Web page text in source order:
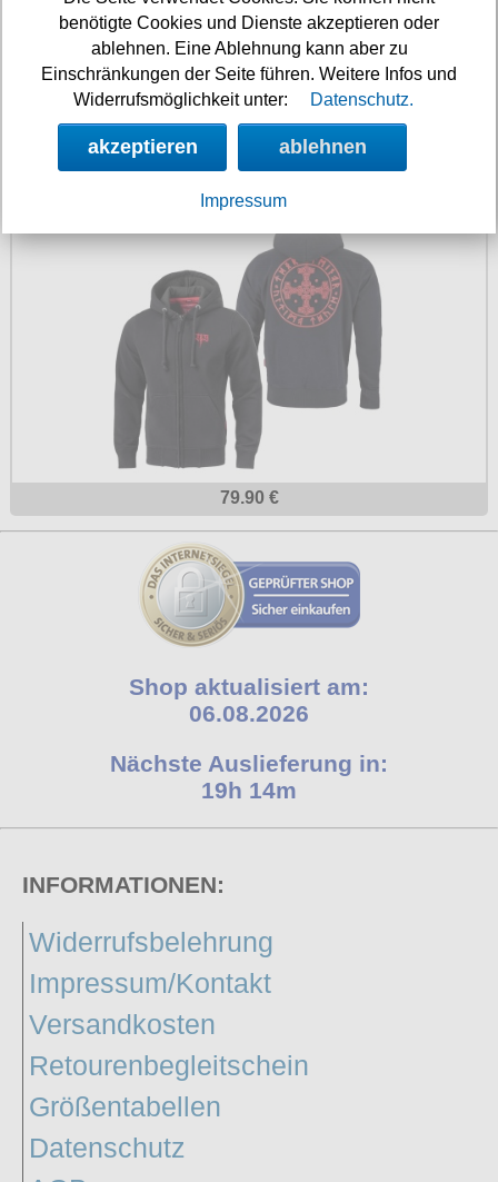
Thor Steinar Kapuzenjacke Storvik
79.90 €
Shop aktualisiert am:
06.08.2026
Nächste Auslieferung in:
19h 14m
INFORMATIONEN:
Widerrufsbelehrung
Impressum/Kontakt
Versandkosten
Retourenbegleitschein
Größentabellen
Datenschutz
benötigte Cookies und Dienste akzeptieren oder
ablehnen. Eine Ablehnung kann aber zu
Einschränkungen der Seite führen. Weitere Infos und
Widerrufsmöglichkeit unter:
Datenschutz.
akzeptieren ablehnen
Impressum